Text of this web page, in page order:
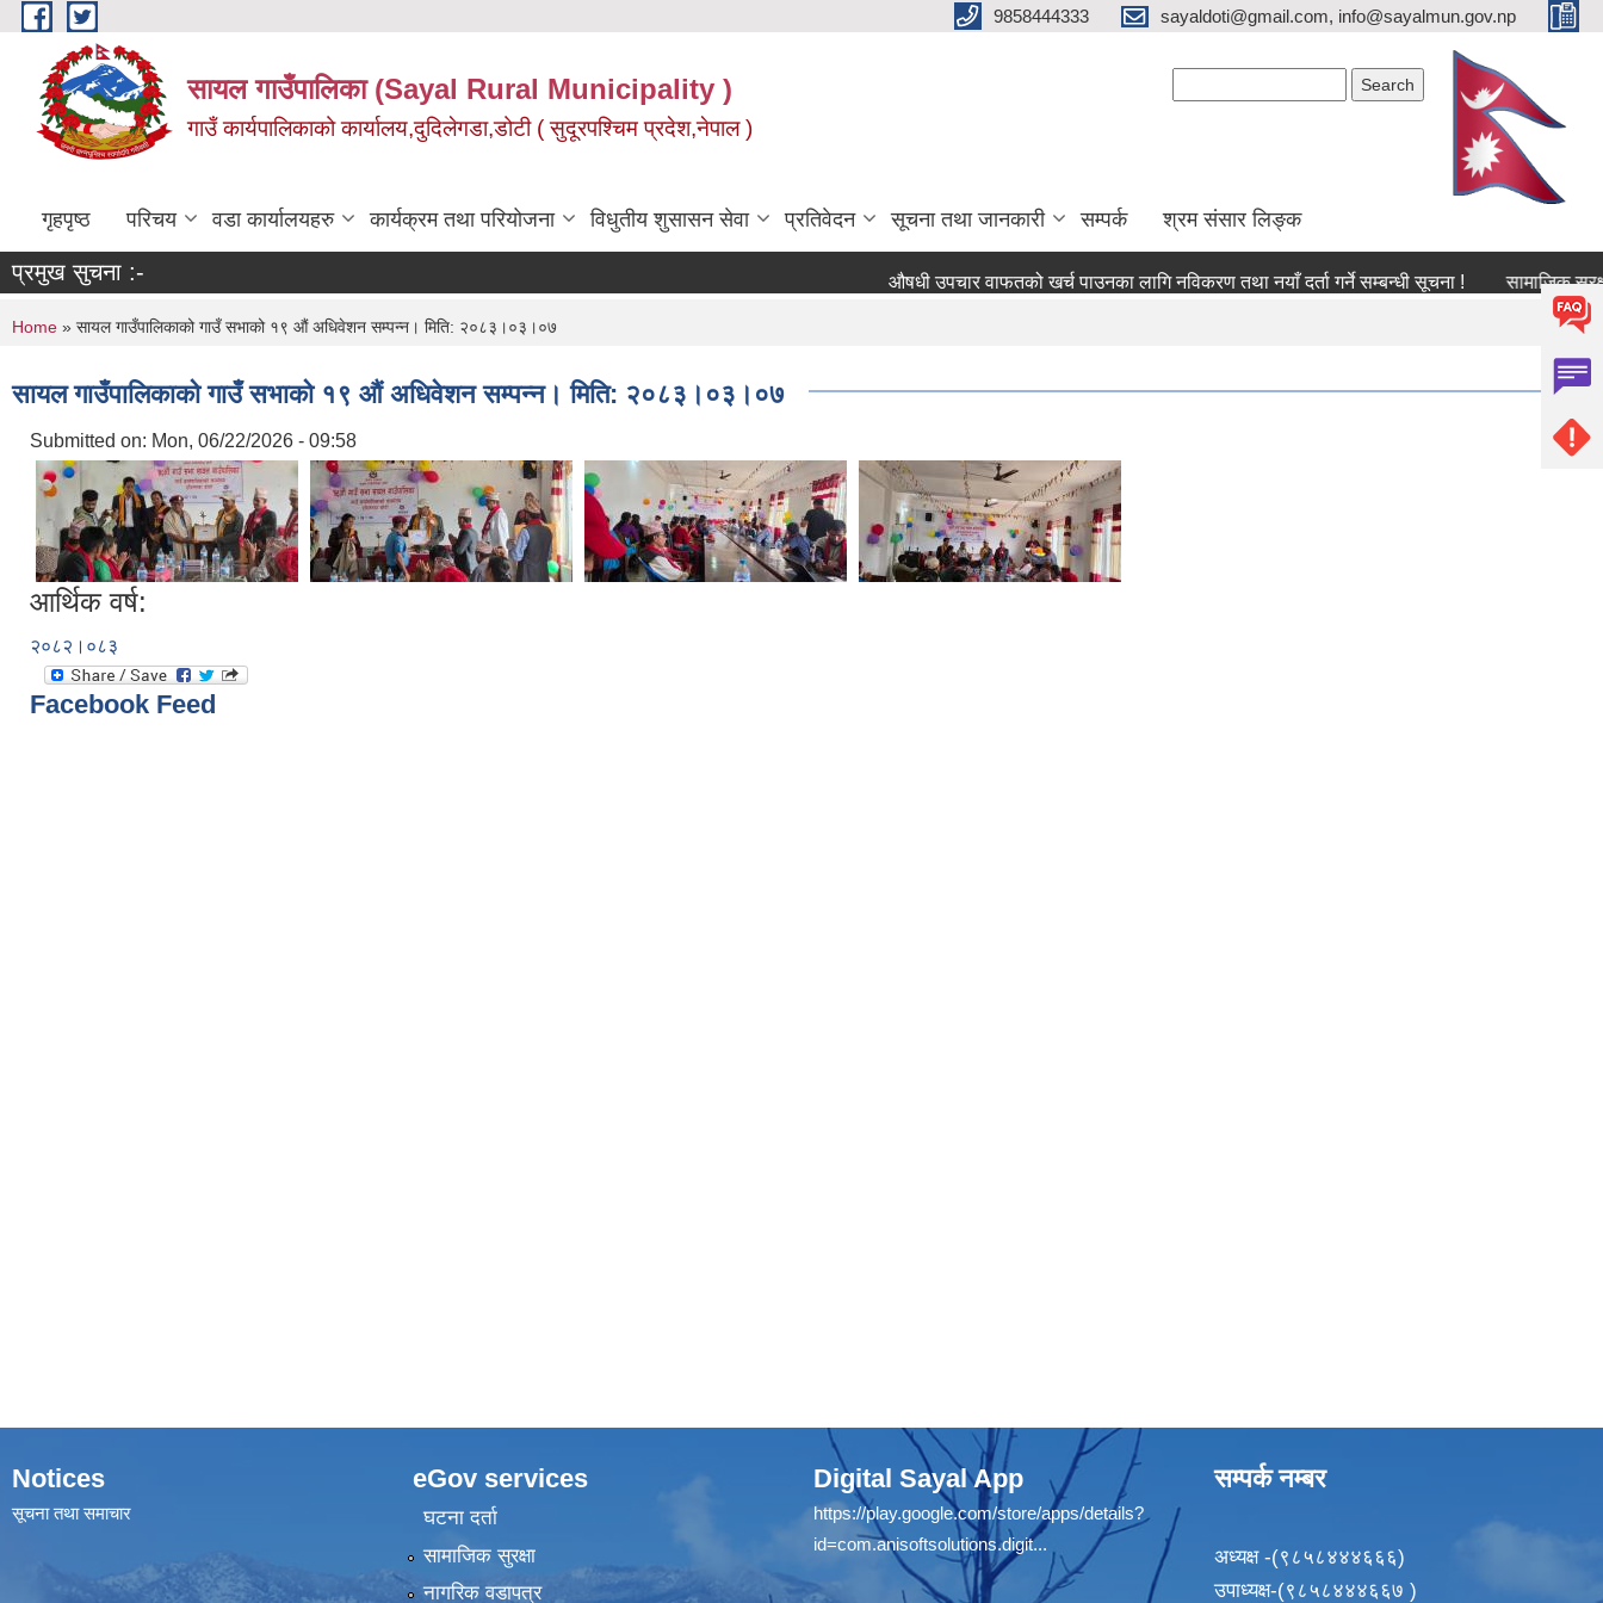
Skip to main content 9858444333 sayaldoti@gmail.com, info@sayalmun.gov.np
सायल गाउँपालिका (Sayal Rural Municipality )
गाउँ कार्यपालिकाको कार्यालय,दुदिलेगडा,डोटी ( सुदूरपश्चिम प्रदेश,नेपाल )
गृहपृष्ठ परिचय वडा कार्यालयहरु कार्यक्रम तथा परियोजना विधुतीय शुसासन सेवा प्रतिवेदन सूचना तथा जानकारी सम्पर्क श्रम संसार लिङ्क
प्रमुख सुचना :- औषधी उपचार वाफतको खर्च पाउनका लागि नविकरण तथा नयाँ दर्ता गर्ने सम्बन्धी सूचना ! सामाजिक
You are here
Home » सायल गाउँपालिकाको गाउँ सभाको १९ औं अधिवेशन सम्पन्न। मिति: २०८३।०३।०७
सायल गाउँपालिकाको गाउँ सभाको १९ औं अधिवेशन सम्पन्न। मिति: २०८३।०३।०७
Submitted on: Mon, 06/22/2026 - 09:58
आर्थिक वर्ष:
२०८२।०८३
Facebook Feed
Notices
सूचना तथा समाचार
eGov services
घटना दर्ता
सामाजिक सुरक्षा
नागरिक वडापत्र
Digital Sayal App
https://play.google.com/store/apps/details?
id=com.anisoftsolutions.digit...
सम्पर्क नम्बर
अध्यक्ष -(९८५८४४४६६६)
उपाध्यक्ष-(९८५८४४४६६७ )